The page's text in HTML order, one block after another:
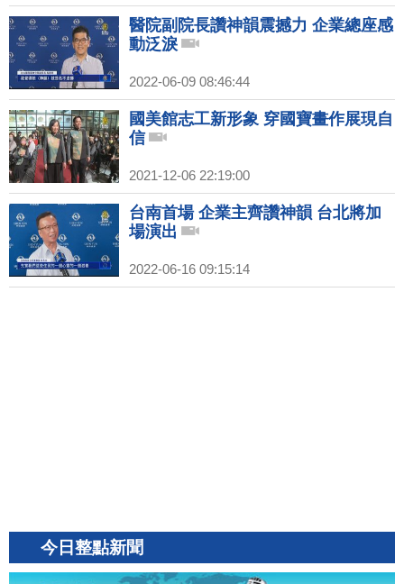
醫院副院長讚神韻震撼力 企業總座感
動泛淚
2022-06-09 08:46:44
國美館志工新形象 穿國寶畫作展現自
信
2021-12-06 22:19:00
台南首場 企業主齊讚神韻 台北將加
場演出
2022-06-16 09:15:14
今日整點新聞